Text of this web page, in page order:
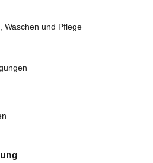
Waschen und Pflege